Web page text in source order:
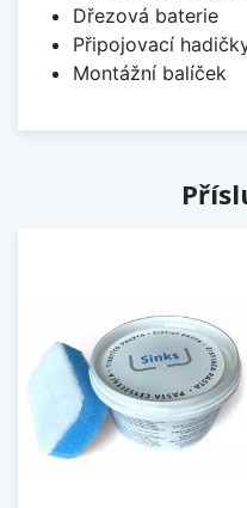
Dřezová baterie
Připojovací
Montážní balíček